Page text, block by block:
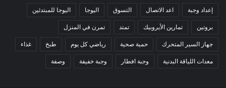
إعداد وجبة اعد الاتصال التسوق اليوجا اليوجا للمبتدئين
بروتين تمارين الأيروبيك تمتد تمرن في المنزل
جهاز السير المتحرك حمية صحية رياضي كل يوم طبخ غذاء
معدات اللياقة البدنية وجبة افطار وجبة خفيفة وصفة